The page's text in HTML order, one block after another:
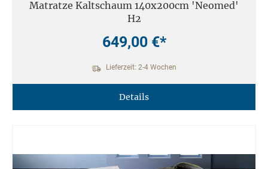
Matratze Kaltschaum 140x200cm 'Neomed'
H2
649,00 €*
Lieferzeit: 2-4 Wochen
Details